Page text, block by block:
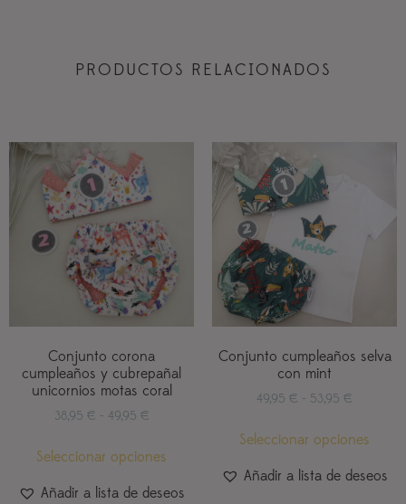
PRODUCTOS RELACIONADOS
Conjunto corona
cumpleaños y cubrepañal
unicornios motas coral
38,95 € - 49,95 €
Seleccionar opciones
Añadir a lista de deseos
Conjunto cumpleaños selva
con mint
49,95 € - 53,95 €
Seleccionar opciones
Añadir a lista de deseos